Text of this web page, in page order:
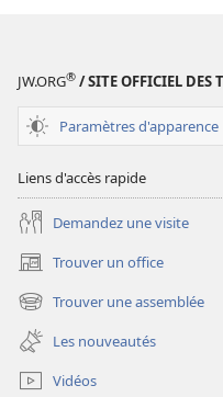
JW.ORG® / SITE OFFICIEL DES
Paramètres d'apparence
Liens d'accès rapide
Demandez une visite
Trouver un office
(ouvre
une
nouvelle
fenêtre)
Trouver une assemblée
(ouvre
une
nouvelle
fenêtre)
Les nouveautés
Vidéos